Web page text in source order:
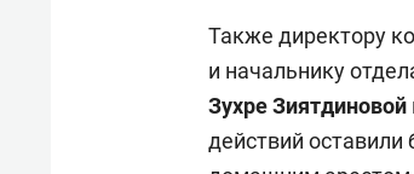
Также директору
и начальнику
Зухре Зиятдиновой
действий